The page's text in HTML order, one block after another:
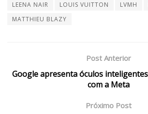
LEENA NAIR
LOUIS VUITTON LVMH
MATTHIEU BLAZY
Post Anterior
Google apresenta óculos
com a Meta
Próximo Post